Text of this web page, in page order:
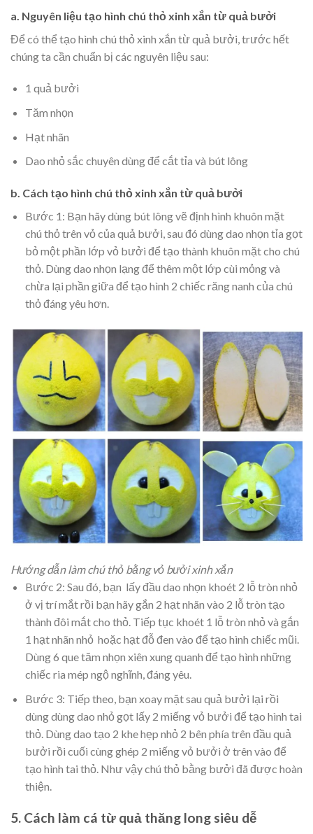
a. Nguyên liệu tạo hình chú thỏ xinh xắn từ quả bưởi
Để có thể tạo hình chú thỏ xinh xắn từ quả bưởi, trước hết
chúng ta cần chuẩn bị các nguyên liệu sau:
1 quả bưởi
Tăm nhọn
Hạt nhãn
Dao nhỏ sắc chuyên dùng để cắt tỉa và bút lông
b. Cách tạo hình chú thỏ xinh xắn từ quả bưởi
Bước 1: Bạn hãy dùng bút lông vẽ định hình khuôn mặt
chú thỏ trên vỏ của quả bưởi, sau đó dùng dao nhọn tỉa gọt
bỏ một phần lớp vỏ bưởi để tạo thành khuôn mặt cho chú
thỏ. Dùng dao nhọn lạng để thêm một lớp cùi mỏng và
chừa lại phần giữa để tạo hình 2 chiếc răng nanh của chú
thỏ đáng yêu hơn.
Hướng dẫn làm chú thỏ bằng vỏ bưởi xinh xắn
Bước 2: Sau đó, bạn lấy đầu dao nhọn khoét 2 lỗ tròn nhỏ
ở vị trí mắt rồi bạn hãy gắn 2 hạt nhãn vào 2 lỗ tròn tạo
thành đôi mắt cho thỏ. Tiếp tục khoét 1 lỗ tròn nhỏ và gắn
1 hạt nhãn nhỏ hoặc hạt đỗ đen vào để tạo hình chiếc mũi.
Dùng 6 que tăm nhọn xiên xung quanh để tạo hình những
chiếc ria mép ngộ nghĩnh, đáng yêu.
Bước 3: Tiếp theo, bạn xoay mặt sau quả bưởi lại rồi
dùng dùng dao nhỏ gọt lấy 2 miếng vỏ bưởi để tạo hình tai
thỏ. Dùng dao tạo 2 khe hẹp nhỏ 2 bên phía trên đầu quả
bưởi rồi cuối cùng ghép 2 miếng vỏ bưởi ở trên vào để
tạo hình tai thỏ. Như vậy chú thỏ bằng bưởi đã được hoàn
thiện.
5. Cách làm cá từ quả thăng long siêu dễ